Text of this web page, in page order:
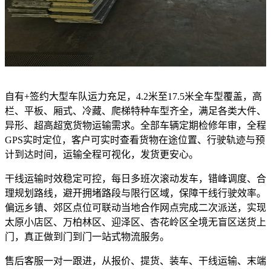
自有+签约大型车队运力充足，4.2米至17.5米全车型覆盖，高
栏、平板、厢式、冷藏、爬梯特种车型齐全，满足各类大件、
异形、超高超宽货物运输需求。全部车辆定期检修年审，全程
GPS实时定位，客户可实时查看货物在途位置、行驶轨迹与预
计到达时间，运输全程可视化，发货更安心。
干线运输时效稳定可控，每日多班次滚动发车，错峰调度、合
理规划路线，避开拥堵路段与限行区域，保障干线行驶效率。
偏远乡镇、郊区点位可联动当地合作网点完成二次派送，实现
太原小店区、万柏林区、迎泽区、杏花岭区全境无盲区送货上
门，真正做到门到门一站式物流服务。
售后客服一对一跟进，从报价、提货、装车、干线运输、末端